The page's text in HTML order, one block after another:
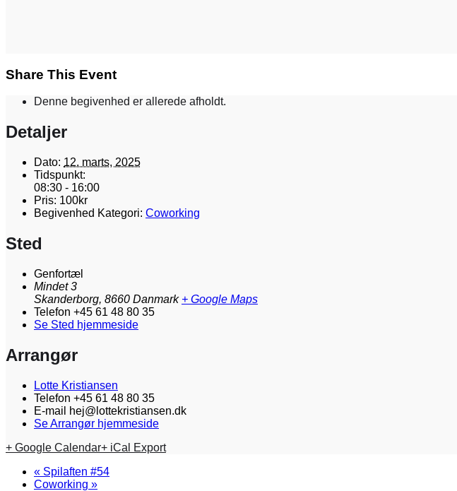
Share This Event
Denne begivenhed er allerede afholdt.
Detaljer
Dato: 12. marts, 2025
Tidspunkt:
08:30 - 16:00
Pris: 100kr
Begivenhed Kategori: Coworking
Sted
Genfortæl
Mindet 3
Skanderborg, 8660 Danmark + Google Maps
Telefon +45 61 48 80 35
Se Sted hjemmeside
Arrangør
Lotte Kristiansen
Telefon +45 61 48 80 35
E-mail
hej@lottekristiansen.dk
Se Arrangør hjemmeside
+ Google Calendar+ iCal Export
« Spilaften #54
Coworking »